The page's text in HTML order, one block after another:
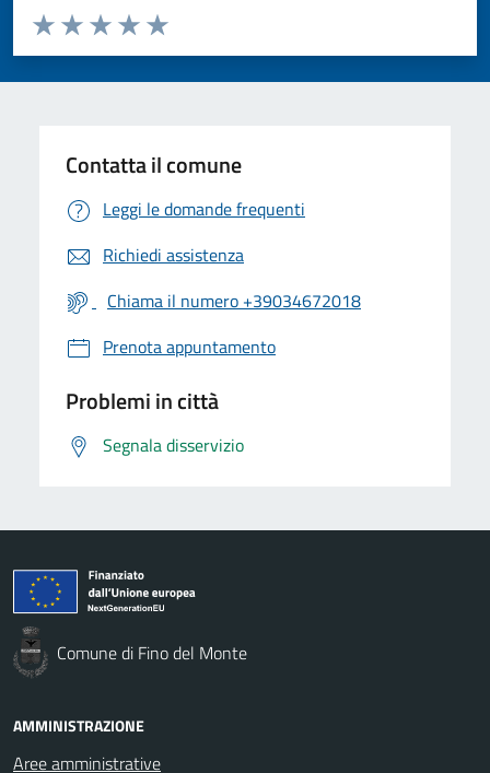
Valuta da 1 a 5 stelle la pagina
Valuta 5 stelle su 5
Valuta 4 stelle su 5
Valuta 3 stelle su 5
Valuta 2 stelle su 5
Valuta 1 stelle su 5
Contatta il comune
Leggi le domande frequenti
Richiedi assistenza
Chiama il numero +39034672018
Prenota appuntamento
Problemi in città
Segnala disservizio
Comune di Fino del Monte
AMMINISTRAZIONE
Aree amministrative